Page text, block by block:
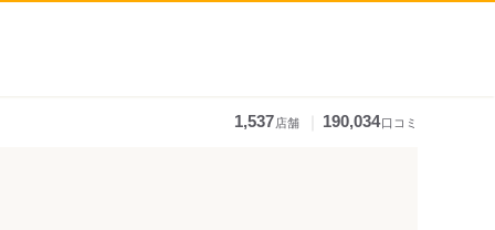
1,537店舗 190,034口コミ